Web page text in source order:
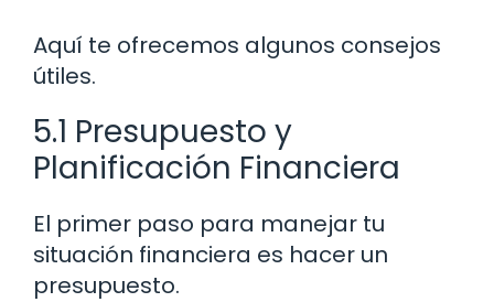
Aquí te ofrecemos algunos consejos
útiles.
5.1 Presupuesto y
Planificación Financiera
El primer paso para manejar tu
situación financiera es hacer un
presupuesto.